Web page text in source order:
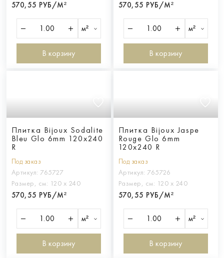
570,55 РУБ/М²
м²
В корзину
570,55 РУБ/М²
м²
В корзину
Плитка Bijoux Sodalite
Bleu Glo 6mm 120x240
R
Под заказ
Артикул: 765727
Размер, см: 120 х 240
570,55 РУБ/М²
м²
В корзину
Плитка Bijoux Jaspe
Rouge Glo 6mm
120x240 R
Под заказ
Артикул: 765726
Размер, см: 120 х 240
570,55 РУБ/М²
м²
В корзину